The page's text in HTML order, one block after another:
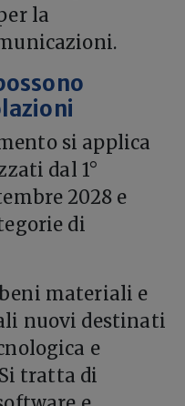
la
si applica
dal 1°
2028 e
di
materiali e
nuovi destinati
e
tratta di